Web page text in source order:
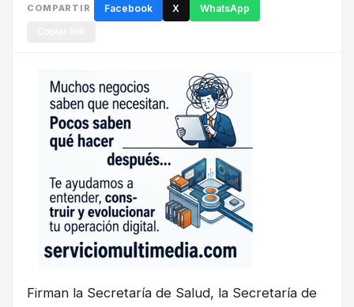
COMPARTIR Facebook X WhatsApp
Firman la Secretaría de Salud, la Secretaría de